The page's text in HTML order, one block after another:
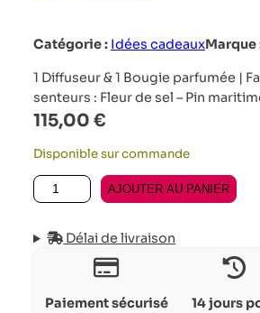
Catégorie : Idées cadeauxMarque
1 Diffuseur & 1 Bougie parfumée |
senteurs : Fleur de sel – Pin
115,00 €
Disponible sur commande
quantité de COFFRET CADEAU
AJOUTER AU PANIER
Délai de livraison
Paiement sécurisé
14 jours